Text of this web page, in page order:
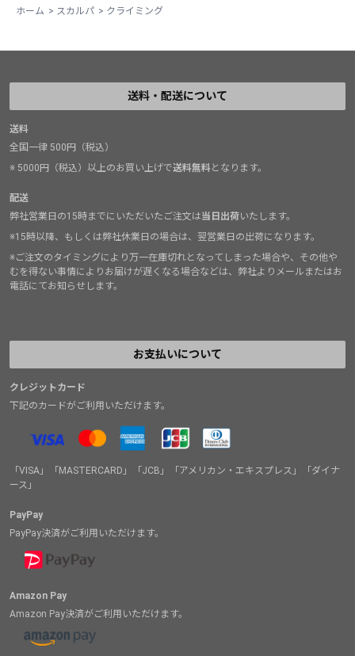
ホーム > スカルパ > クライミング
送料・配送について
送料
全国一律 500円（税込）
※ 5000円（税込）以上のお買い上げで送料無料となります。
配送
弊社営業日の15時までにいただいたご注文は当日出荷いたします。
※15時以降、もしくは弊社休業日の場合は、翌営業日の出荷になります。
※ご注文のタイミングにより万一在庫切れとなってしまった場合や、その他や
むを得ない事情によりお届けが遅くなる場合などは、弊社よりメールまたはお
電話にてお知らせします。
お支払いについて
クレジットカード
下記のカードがご利用いただけます。
「VISA」「MASTERCARD」「JCB」「アメリカン・エキスプレス」「ダイナ
ース」
PayPay
PayPay決済がご利用いただけます。
Amazon Pay
Amazon Pay決済がご利用いただけます。